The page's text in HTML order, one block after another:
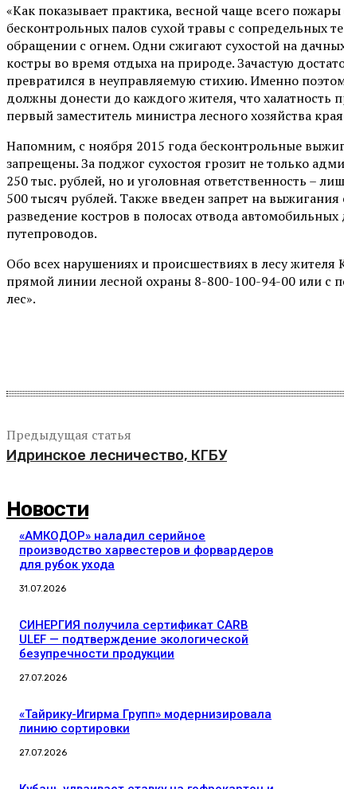
«Как показывает практика, весной чаще всего
бесконтрольных палов сухой травы с сопредельных
обращении с огнем. Одни сжигают сухостой на
костры во время отдыха на природе. Зачастую
превратился в неуправляемую стихию. Именно
должны донести до каждого жителя, что халатность
первый заместитель министра лесного хозяйства
Напомним, с ноября 2015 года бесконтрольные
запрещены. За поджог сухостоя грозит не только
250 тыс. рублей, но и уголовная ответственность –
500 тысяч рублей. Также введен запрет на
разведение костров в полосах отвода
путепроводов.
Обо всех нарушениях и происшествиях в лесу
прямой линии лесной охраны 8-800-100-94-00 или с
лес».
Предыдущая статья
Идринское лесничество, КГБУ
Новости
«АМКОДОР» наладил серийное
производство харвестеров и форвардеров
для рубок ухода
31.07.2026
СИНЕРГИЯ получила сертификат CARB
ULEF — подтверждение экологической
безупречности продукции
27.07.2026
«Тайрику-Игирма Групп» модернизировала
линию сортировки
27.07.2026